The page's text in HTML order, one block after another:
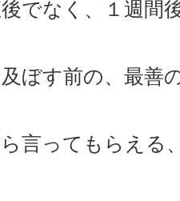
でなく、１週間
ぼす前の、最善
言ってもらえる